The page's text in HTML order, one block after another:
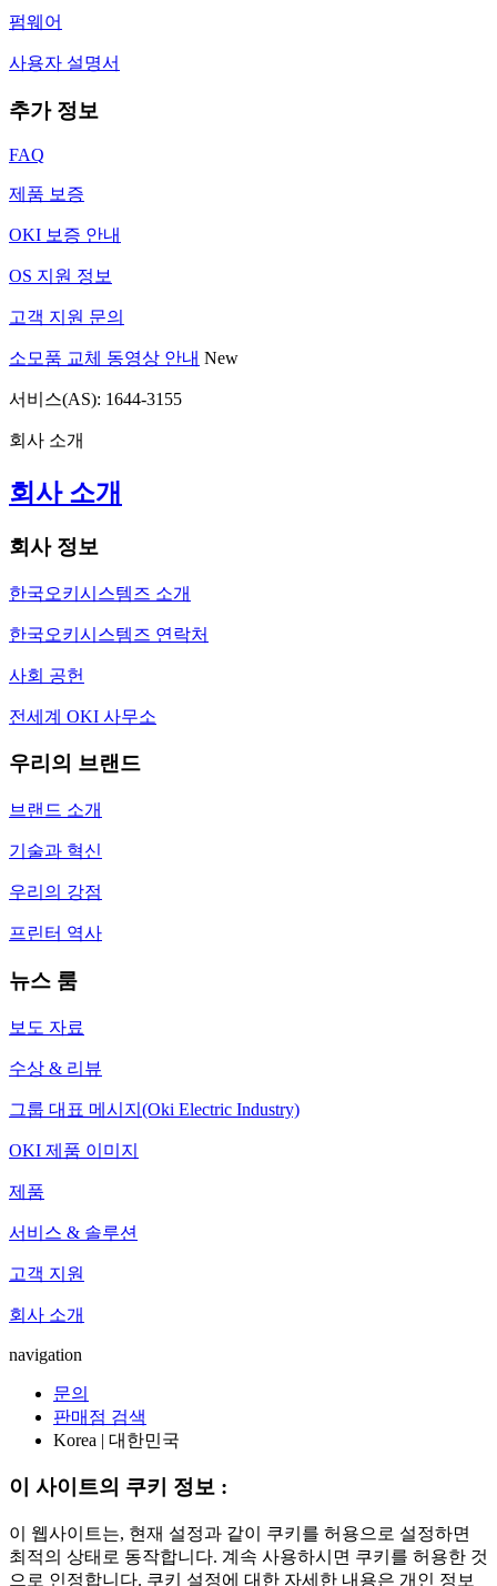
펌웨어
사용자 설명서
추가 정보
FAQ
제품 보증
OKI 보증 안내
OS 지원 정보
고객 지원 문의
소모품 교체 동영상 안내 New
서비스(AS): 1644-3155
회사 소개
회사 소개
회사 정보
한국오키시스템즈 소개
한국오키시스템즈 연락처
사회 공헌
전세계 OKI 사무소
우리의 브랜드
브랜드 소개
기술과 혁신
우리의 강점
프린터 역사
뉴스 룸
보도 자료
수상 & 리뷰
그룹 대표 메시지(Oki Electric Industry)
OKI 제품 이미지
제품
서비스 & 솔루션
고객 지원
회사 소개
navigation
문의
판매점 검색
Korea | 대한민국
이 사이트의 쿠키 정보 :
이 웹사이트는, 현재 설정과 같이 쿠키를 허용으로 설정하면
최적의 상태로 동작합니다. 계속 사용하시면 쿠키를 허용한 것
으로 인정합니다. 쿠키 설정에 대한 자세한 내용은 개인 정보